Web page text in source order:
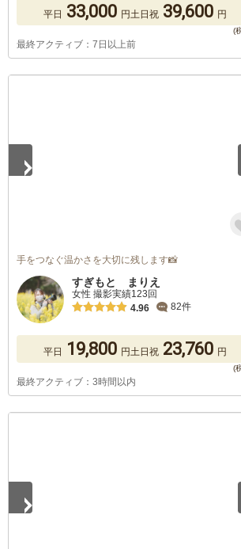
平日 33,000 円土日祝 39,600 円
最終アクティブ：7日以上前
手をつなぐ温かさを大切に残します📸
すぎもと まりえ
女性 撮影実績123回
4.96
82件
平日 19,800 円土日祝 23,760 円
最終アクティブ：3時間以内